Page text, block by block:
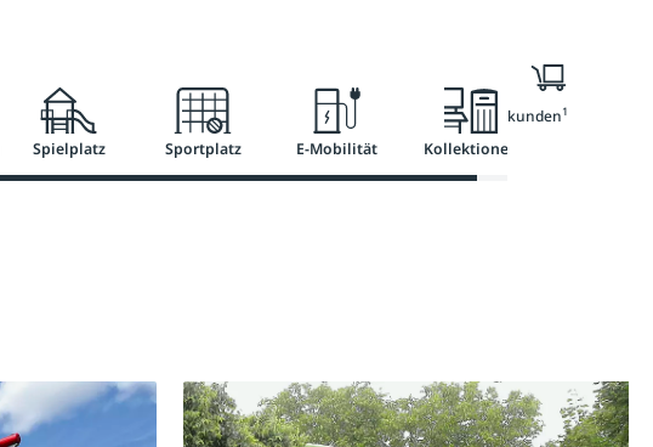
Spielplatz Sportplatz E-Mobilität Kollektionen
Nur für Geschäftskunden1